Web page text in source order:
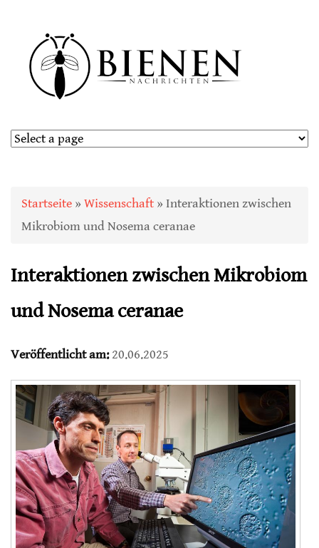
Sie sind hier
Startseite » Wissenschaft » Interaktionen zwischen
Mikrobiom und Nosema ceranae
Interaktionen zwischen Mikrobiom
und Nosema ceranae
Veröffentlicht am:20.06.2025